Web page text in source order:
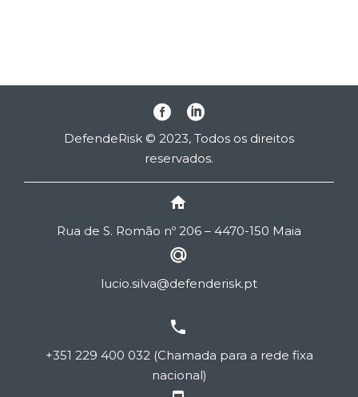
DefendeRisk © 2023, Todos os direitos
reservados.


Rua de S. Romão nº 206 – 4470-150 Maia


lucio.silva@defenderisk.pt


+351 229 400 032 (Chamada para a rede fixa
nacional)